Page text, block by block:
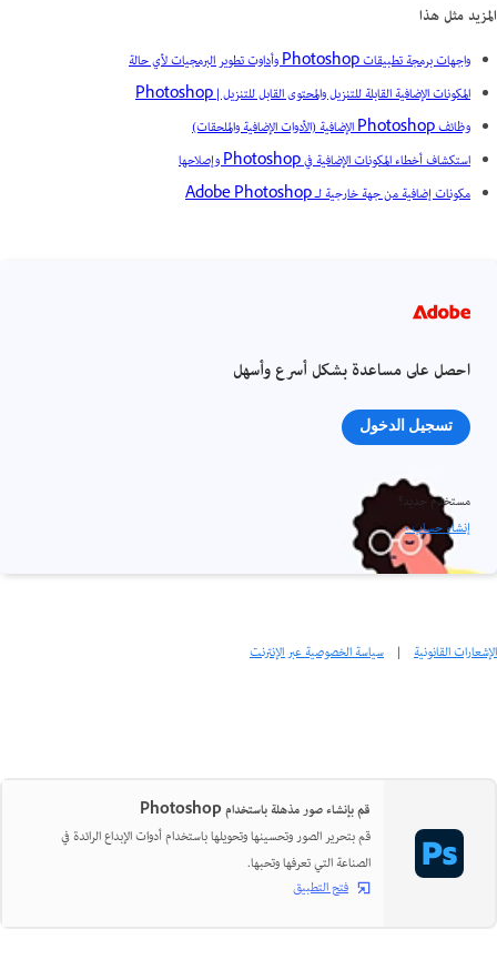
المزيد مثل هذا
واجهات برمجة تطبيقات Photoshop وأداوت تطوير البرمجيات لأي حالة
المكونات الإضافية القابلة للتنزيل والمحتوى القابل للتنزيل | Photoshop
وظائف Photoshop الإضافية (الأدوات الإضافية والملحقات)
استكشاف أخطاء المكونات الإضافية في Photoshop وإصلاحها
مكونات إضافية من جهة خارجية لـ Adobe Photoshop
احصل على مساعدة بشكل أسرع وأسهل
تسجيل الدخول
مستخدم جديد؟
إنشاء حساب ›
الإشعارات القانونية | سياسة الخصوصية عبر الإنترنت
قم بإنشاء صور مذهلة باستخدام Photoshop
قم بتحرير الصور وتحسينها وتحويلها باستخدام أدوات الإبداع الرائدة في
الصناعة التي تعرفها وتحبها.
فتح التطبيق